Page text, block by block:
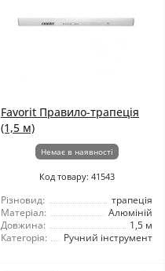
Favorit Правило-трапеція
(1,5 м)
Немає в наявності
Код товару: 41543
Різновид:
трапеція
Матеріал:
Алюміній
Довжина:
1,5 м
Категорія:
Ручний інструмент